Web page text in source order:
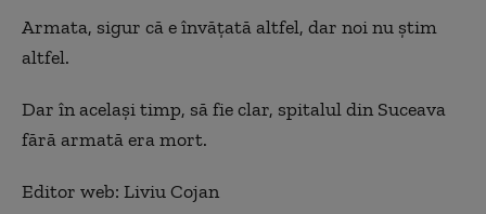
Armata, sigur că e învăţată altfel, dar noi nu ştim
altfel.
Dar în acelaşi timp, să fie clar, spitalul din Suceava
fără armată era mort.
Editor web: Liviu Cojan